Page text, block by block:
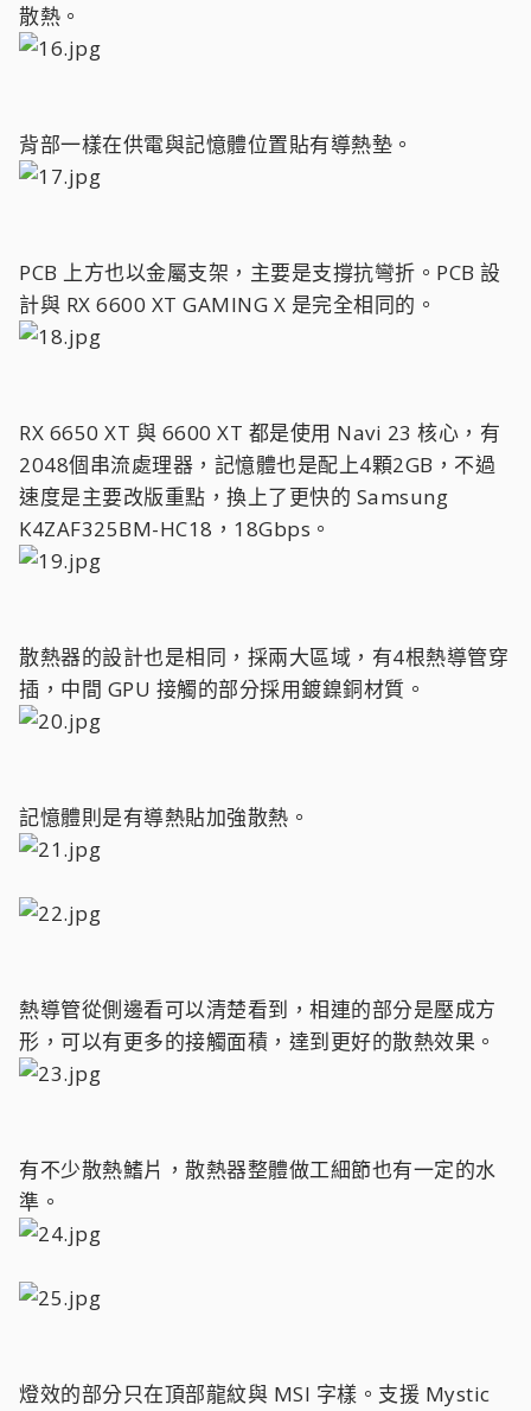
散熱。
背部一樣在供電與記憶體位置貼有導熱墊。
PCB 上方也以金屬支架，主要是支撐抗彎折。PCB 設
計與 RX 6600 XT GAMING X 是完全相同的。
RX 6650 XT 與 6600 XT 都是使用 Navi 23 核心，有
2048個串流處理器，記憶體也是配上4顆2GB，不過
速度是主要改版重點，換上了更快的 Samsung
K4ZAF325BM-HC18，18Gbps。
散熱器的設計也是相同，採兩大區域，有4根熱導管穿
插，中間 GPU 接觸的部分採用鍍鎳銅材質。
記憶體則是有導熱貼加強散熱。
熱導管從側邊看可以清楚看到，相連的部分是壓成方
形，可以有更多的接觸面積，達到更好的散熱效果。
有不少散熱鰭片，散熱器整體做工細節也有一定的水
準。
燈效的部分只在頂部龍紋與 MSI 字樣。支援 Mystic